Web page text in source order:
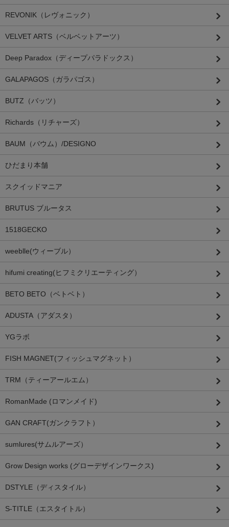
REVONIK（レヴォニック）
VELVET ARTS（ベルベットアーツ）
Deep Paradox（ディープパラドックス）
GALAPAGOS（ガラパゴス）
BUTZ（バッツ）
Richards（リチャーズ）
BAUM（バウム）/DESIGNO
ひだまり本舗
スクイッドマニア
BRUTUS ブルータス
1518GECKO
weeblle(ウィーブル）
hifumi creating(ヒフミクリエーティング）
BETO BETO（ベトベト）
ADUSTA（アダスタ）
YGラボ
FISH MAGNET(フィッシュマグネット）
TRM（ティーアールエム）
RomanMade (ロマンメイド)
GAN CRAFT(ガンクラフト）
sumlures(サムルアーズ）
Grow Design works (グローデザインワークス)
DSTYLE（ディスタイル）
S-TITLE（エスタイトル）